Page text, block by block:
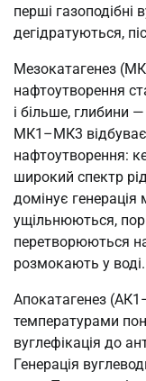
перші газоподібні
дегідратуються,
Мезокатагенез
нафтоутворення
і більше, глибини
МК1–МК3
нафтоутворення:
широкий спектр
домінує
ущільнюються,
перетворюються на
розмокають у воді.
Апокатагенез
температурами
вуглефікація до
Генерація